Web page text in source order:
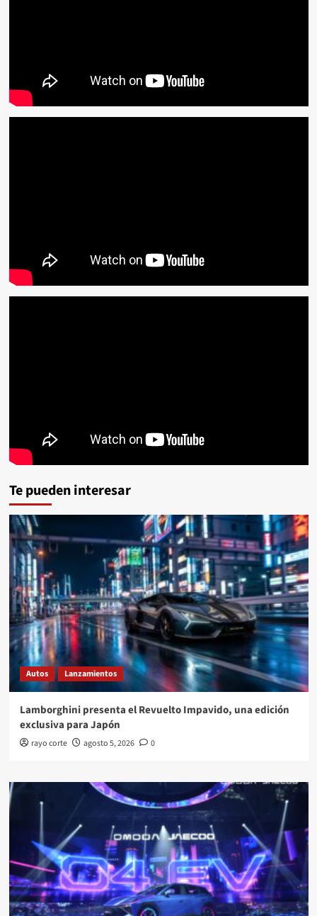
Te pueden interesar
Autos Lanzamientos
Lamborghini presenta el Revuelto Impavido, una edición
exclusiva para Japón
rayo corte agosto 5, 2026 0